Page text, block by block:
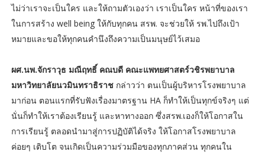
ไม่ว่าเราจะเป็นใคร และให้ถามตัวเองว่า เราเป็นใคร หน้าที่ของเรา
ในการสร้าง well being ให้กับทุกคน สรพ. จะช่วยให้ รพ.ไปถึงเป้า
หมายและขอให้ทุกคนคำนึงถึงความเป็นมนุษย์ไว้เสมอ
ผศ.นพ.จักราวุธ มณีฤทธิ์ คณบดี คณะแพทยศาสตร์วชิรพยาบาล
มหาวิทยาลัยนวมินทราธิราชกล่าวว่า ตนเป็นผู้บริหารโรงพยาบาล
มาก่อน ตอนแรกที่รับฟังเรื่องมาตรฐาน HA ก็ทำให้เป็นทุกข์จริงๆ แต่
นั่นก็ทำให้เราต้องเรียนรู้ และหาทางออก ซึ่งสรพ.เองก็ให้โอกาสใน
การเรียนรู้ ตลอดนำมาสู่การปฏิบัติได้จริง ให้โอกาสโรงพยาบาล
ค่อยๆ เติบโต จนเกิดเป็นความร่วมมือของทุกภาคส่วน ทุกคนใน